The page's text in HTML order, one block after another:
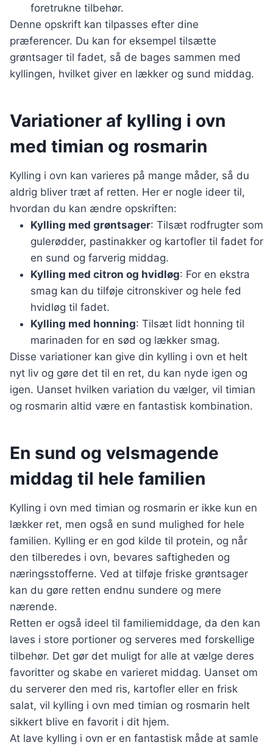
foretrukne tilbehør.
Denne opskrift kan tilpasses efter dine
præferencer. Du kan for eksempel tilsætte
grøntsager til fadet, så de bages sammen med
kyllingen, hvilket giver en lækker og sund middag.
Variationer af kylling i ovn
med timian og rosmarin
Kylling i ovn kan varieres på mange måder, så du
aldrig bliver træt af retten. Her er nogle ideer til,
hvordan du kan ændre opskriften:
Kylling med grøntsager: Tilsæt rodfrugter som
gulerødder, pastinakker og kartofler til fadet for
en sund og farverig middag.
Kylling med citron og hvidløg: For en ekstra
smag kan du tilføje citronskiver og hele fed
hvidløg til fadet.
Kylling med honning: Tilsæt lidt honning til
marinaden for en sød og lækker smag.
Disse variationer kan give din kylling i ovn et helt
nyt liv og gøre det til en ret, du kan nyde igen og
igen. Uanset hvilken variation du vælger, vil timian
og rosmarin altid være en fantastisk kombination.
En sund og velsmagende
middag til hele familien
Kylling i ovn med timian og rosmarin er ikke kun en
lækker ret, men også en sund mulighed for hele
familien. Kylling er en god kilde til protein, og når
den tilberedes i ovn, bevares saftigheden og
næringsstofferne. Ved at tilføje friske grøntsager
kan du gøre retten endnu sundere og mere
nærende.
Retten er også ideel til familiemiddage, da den kan
laves i store portioner og serveres med forskellige
tilbehør. Det gør det muligt for alle at vælge deres
favoritter og skabe en varieret middag. Uanset om
du serverer den med ris, kartofler eller en frisk
salat, vil kylling i ovn med timian og rosmarin helt
sikkert blive en favorit i dit hjem.
At lave kylling i ovn er en fantastisk måde at samle